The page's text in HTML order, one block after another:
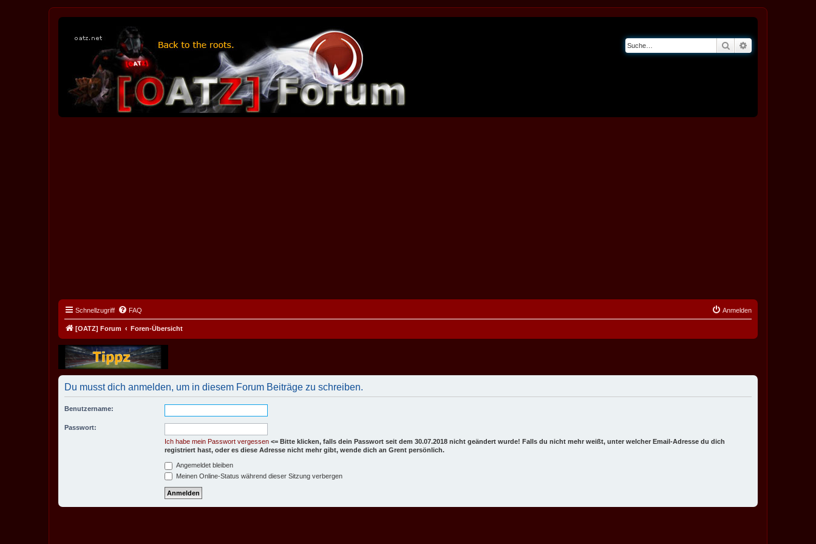
Suche
Schnellzugriff FAQ Anmelden
[OATZ] Forum Foren-Übersicht
Du musst dich anmelden, um in diesem Forum Beiträge zu schreiben.
Benutzername:
Passwort:
Ich habe mein Passwort vergessen <= Bitte klicken, falls dein Passwort seit dem 30.07.2018 nicht geändert wurde! Falls du nicht mehr weißt, unter welcher Email-Adresse du dich
registriert hast, oder es diese Adresse nicht mehr gibt, wende dich an Grent persönlich.
Angemeldet bleiben
Meinen Online-Status während dieser Sitzung verbergen